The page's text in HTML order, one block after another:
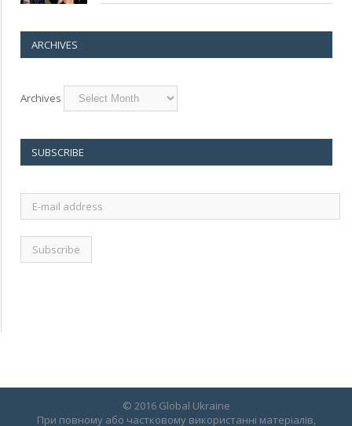
ARCHIVES
Archives
SUBSCRIBE
mail
© 2016 Global Ukraine
При повному або частковому використанні матеріалів,